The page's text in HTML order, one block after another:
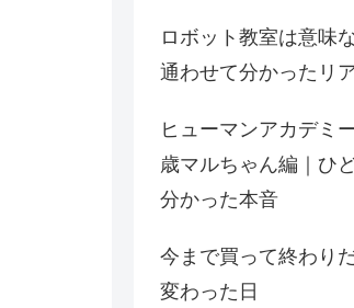
ロボット教室は意味
通わせて分かったリ
ヒューマンアカデミ
歳マルちゃん編｜ひ
分かった本音
今まで買って終わり
変わった日